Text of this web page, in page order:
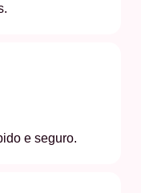
e seguro.